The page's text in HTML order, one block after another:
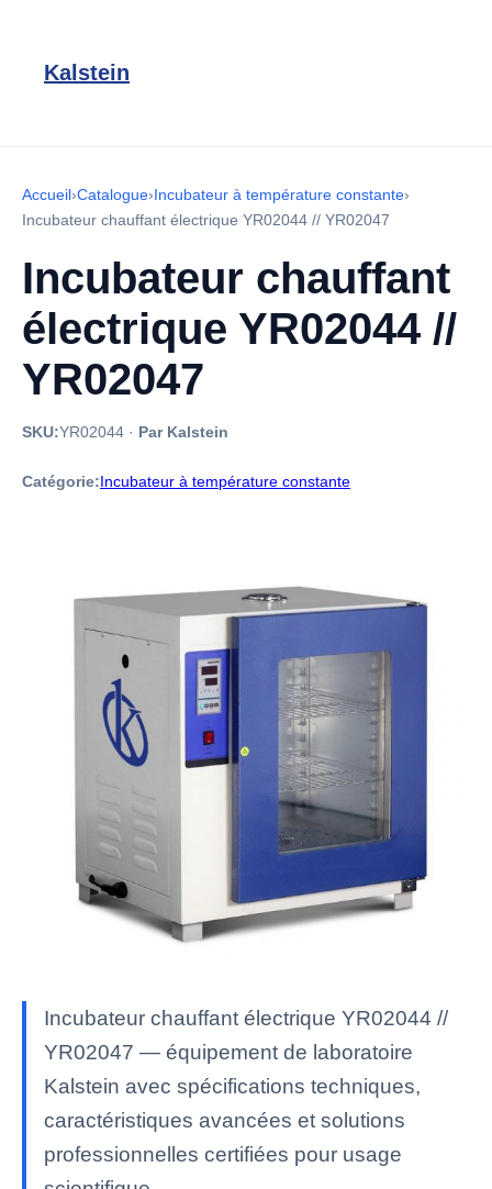
Kalstein
Accueil›Catalogue›Incubateur à température constante›
Incubateur chauffant électrique YR02044 // YR02047
Incubateur chauffant
électrique YR02044 //
YR02047
SKU:YR02044 · Par Kalstein
Catégorie:Incubateur à température constante
Incubateur chauffant électrique YR02044 //
YR02047 — équipement de laboratoire
Kalstein avec spécifications techniques,
caractéristiques avancées et solutions
professionnelles certifiées pour usage